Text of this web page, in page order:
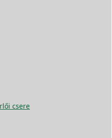
csere